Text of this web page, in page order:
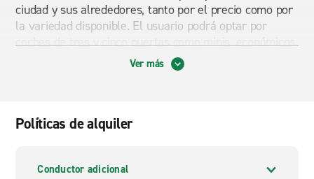
ciudad y sus alrededores, tanto por el precio como por
la variedad disponible. El usuario podrá optar por
coches de tres y cinco puertas como minis, económicos
y familiares, o vehículos de mayor tamaño, como
monovolúmenes y furgonetas. Enterprise también
Estación de tren de Pontevedra: Alquiler de furgonetas
usuarios una completa flota para todo tipo de portes:
Ver más
Políticas de alquiler
Conductor adicional